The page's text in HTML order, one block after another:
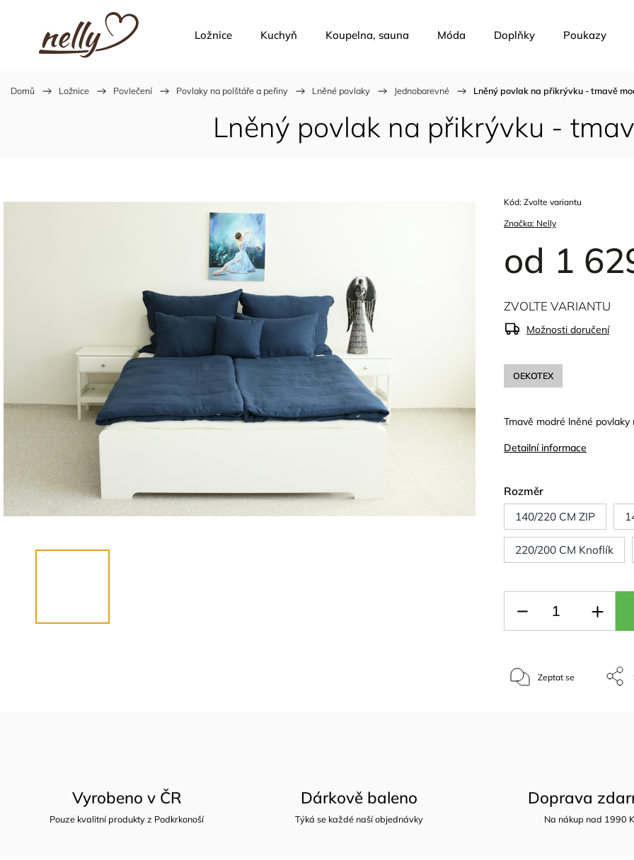
Ložnice Kuchyň Koupelna, sauna Móda Doplňky Poukazy
Domů / Ložnice / Povlečení / Povlaky na polštáře a peřiny / Lněné povlaky / Jednobarevné / Lněný povlak na přikrývku - tmavě
Lněný povlak na přikrývku -
Značka: Nelly
od 1
Kód: Zvolte variantu
OEKOTEX
Tmavě modré lněné
Detailní informace
Rozměr
140/220 CM ZIP
220/200 CM Knoflík
ZVOLTE VARIANTU
Možnosti doručení
Zeptat se
Vyrobeno v ČR
Pouze kvalitní produkty z Podkrkonoší
Dárkově baleno
Týká se každé naší objednávky
Doprava
Na nákup nad 1990